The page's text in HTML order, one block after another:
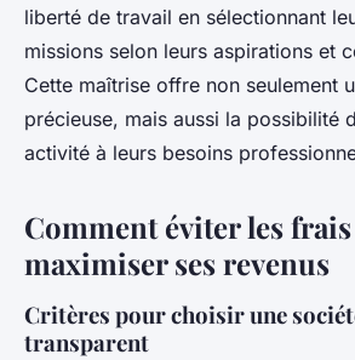
liberté de travail en sélectionnant
missions selon leurs aspirations et
Cette maîtrise offre non seulement
précieuse, mais aussi la possibilité
activité à leurs besoins
Comment éviter les frais
maximiser ses revenus
Critères pour choisir une
transparent